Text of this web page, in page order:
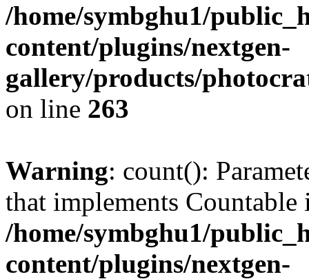
/home/symbghu1/
content/plugins/nextgen-
gallery/products/
on line 263
Warning: count():
that implements Countable
/home/symbghu1/
content/plugins/nextgen-